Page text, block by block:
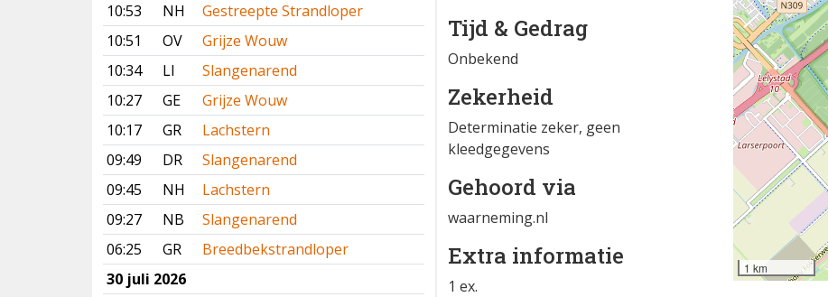
10:53
NH
Gestreepte Strandloper
10:51
OV
Grijze Wouw
10:34
LI
Slangenarend
10:27
GE
Grijze Wouw
10:17
GR
Lachstern
09:49
DR
Slangenarend
09:45
NH
Lachstern
09:27
NB
Slangenarend
06:25
GR
Breedbekstrandloper
30 juli 2026
Tijd & Gedrag
Onbekend
Zekerheid
Determinatie zeker, geen
kleedgegevens
Gehoord via
waarneming.nl
Extra informatie
1 ex.
1 km